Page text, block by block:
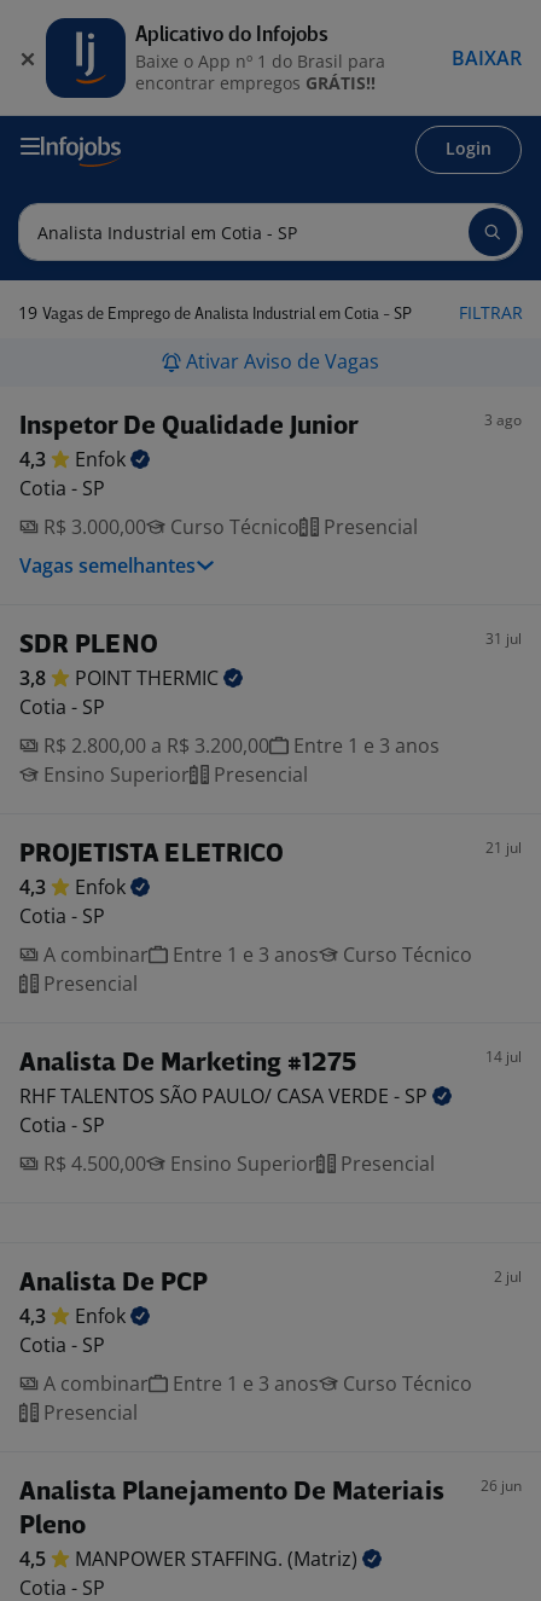
Login
19 Vagas de Emprego de Analista Industrial em Cotia - SP FILTRAR
Ativar Aviso de Vagas
Inspetor De Qualidade Junior 3 ago
4,3
Enfok
Cotia - SP
R$ 3.000,00
Curso Técnico
Presencial
Vagas semelhantes
SDR PLENO 31 jul
3,8 POINTTHERMIC
Cotia - SP
R$ 2.800,00 a R$ 3.200,00
Entre 1 e 3 anos
Ensino Superior
Presencial
PROJETISTA ELETRICO 21 jul
4,3
Enfok
Cotia - SP
A combinar
Entre 1 e 3 anos
Curso Técnico
Presencial
Analista De Marketing #1275 14 jul
RHF TALENTOS SÃO PAULO/ CASA VERDE - SP
Cotia - SP
R$ 4.500,00
Ensino Superior Presencial
Analista De PCP 2 jul
4,3
Enfok
Cotia - SP
A combinar
Entre 1 e 3 anos
Curso Técnico
Presencial
Analista Planejamento De Materiais
Pleno
26 jun
4,5 MANPOWER STAFFING. (Matriz)
Cotia - SP
Aplicativo do Infojobs
Baixe o App nº 1 do Brasil para
encontrar empregos GRÁTIS!!
BAIXAR